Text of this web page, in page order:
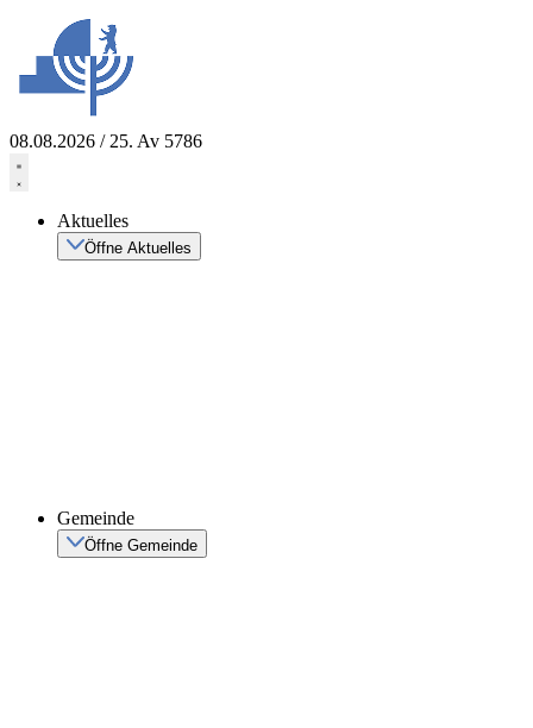
springen
08.08.2026 / 25. Av 5786
Aktuelles
Öffne Aktuelles
Gemeinde
Öffne Gemeinde